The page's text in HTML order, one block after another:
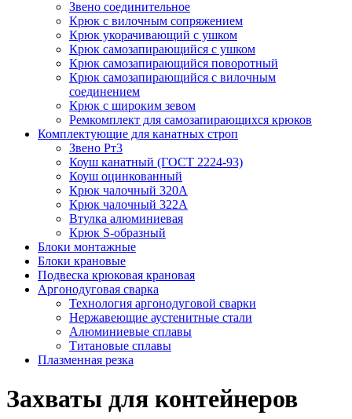
Звено соединительное
Крюк с вилочным сопряжением
Крюк укорачивающий с ушком
Крюк самозапирающийся с ушком
Крюк самозапирающийся поворотный
Крюк самозапирающийся с вилочным
соединением
Крюк с широким зевом
Ремкомплект для самозапирающихся крюков
Комплектующие для канатных строп
Звено Рт3
Коуш канатный (ГОСТ 2224-93)
Коуш оцинкованный
Крюк чалочный 320А
Крюк чалочный 322А
Втулка алюминиевая
Крюк S-образный
Блоки монтажные
Блоки крановые
Подвеска крюковая крановая
Аргонодуговая сварка
Технология аргонодуговой сварки
Нержавеющие аустенитные стали
Алюминиевые сплавы
Титановые сплавы
Плазменная резка
Захваты для контейнеров